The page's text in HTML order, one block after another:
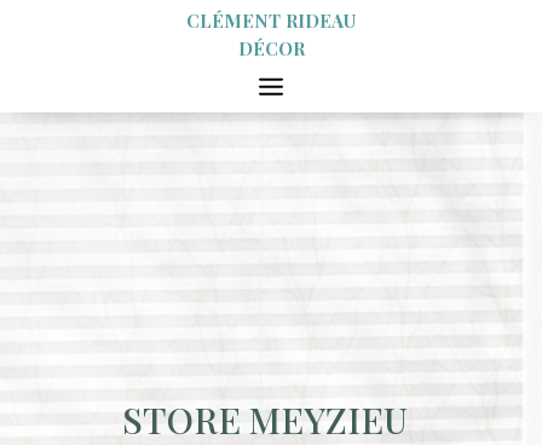
CLÉMENT RIDEAU
DÉCOR
STORE MEYZIEU